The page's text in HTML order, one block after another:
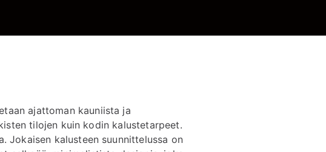
ajattoman kauniista ja
tilojen kuin kodin kalustetarpeet.
Jokaisen kalusteen suunnittelussa on